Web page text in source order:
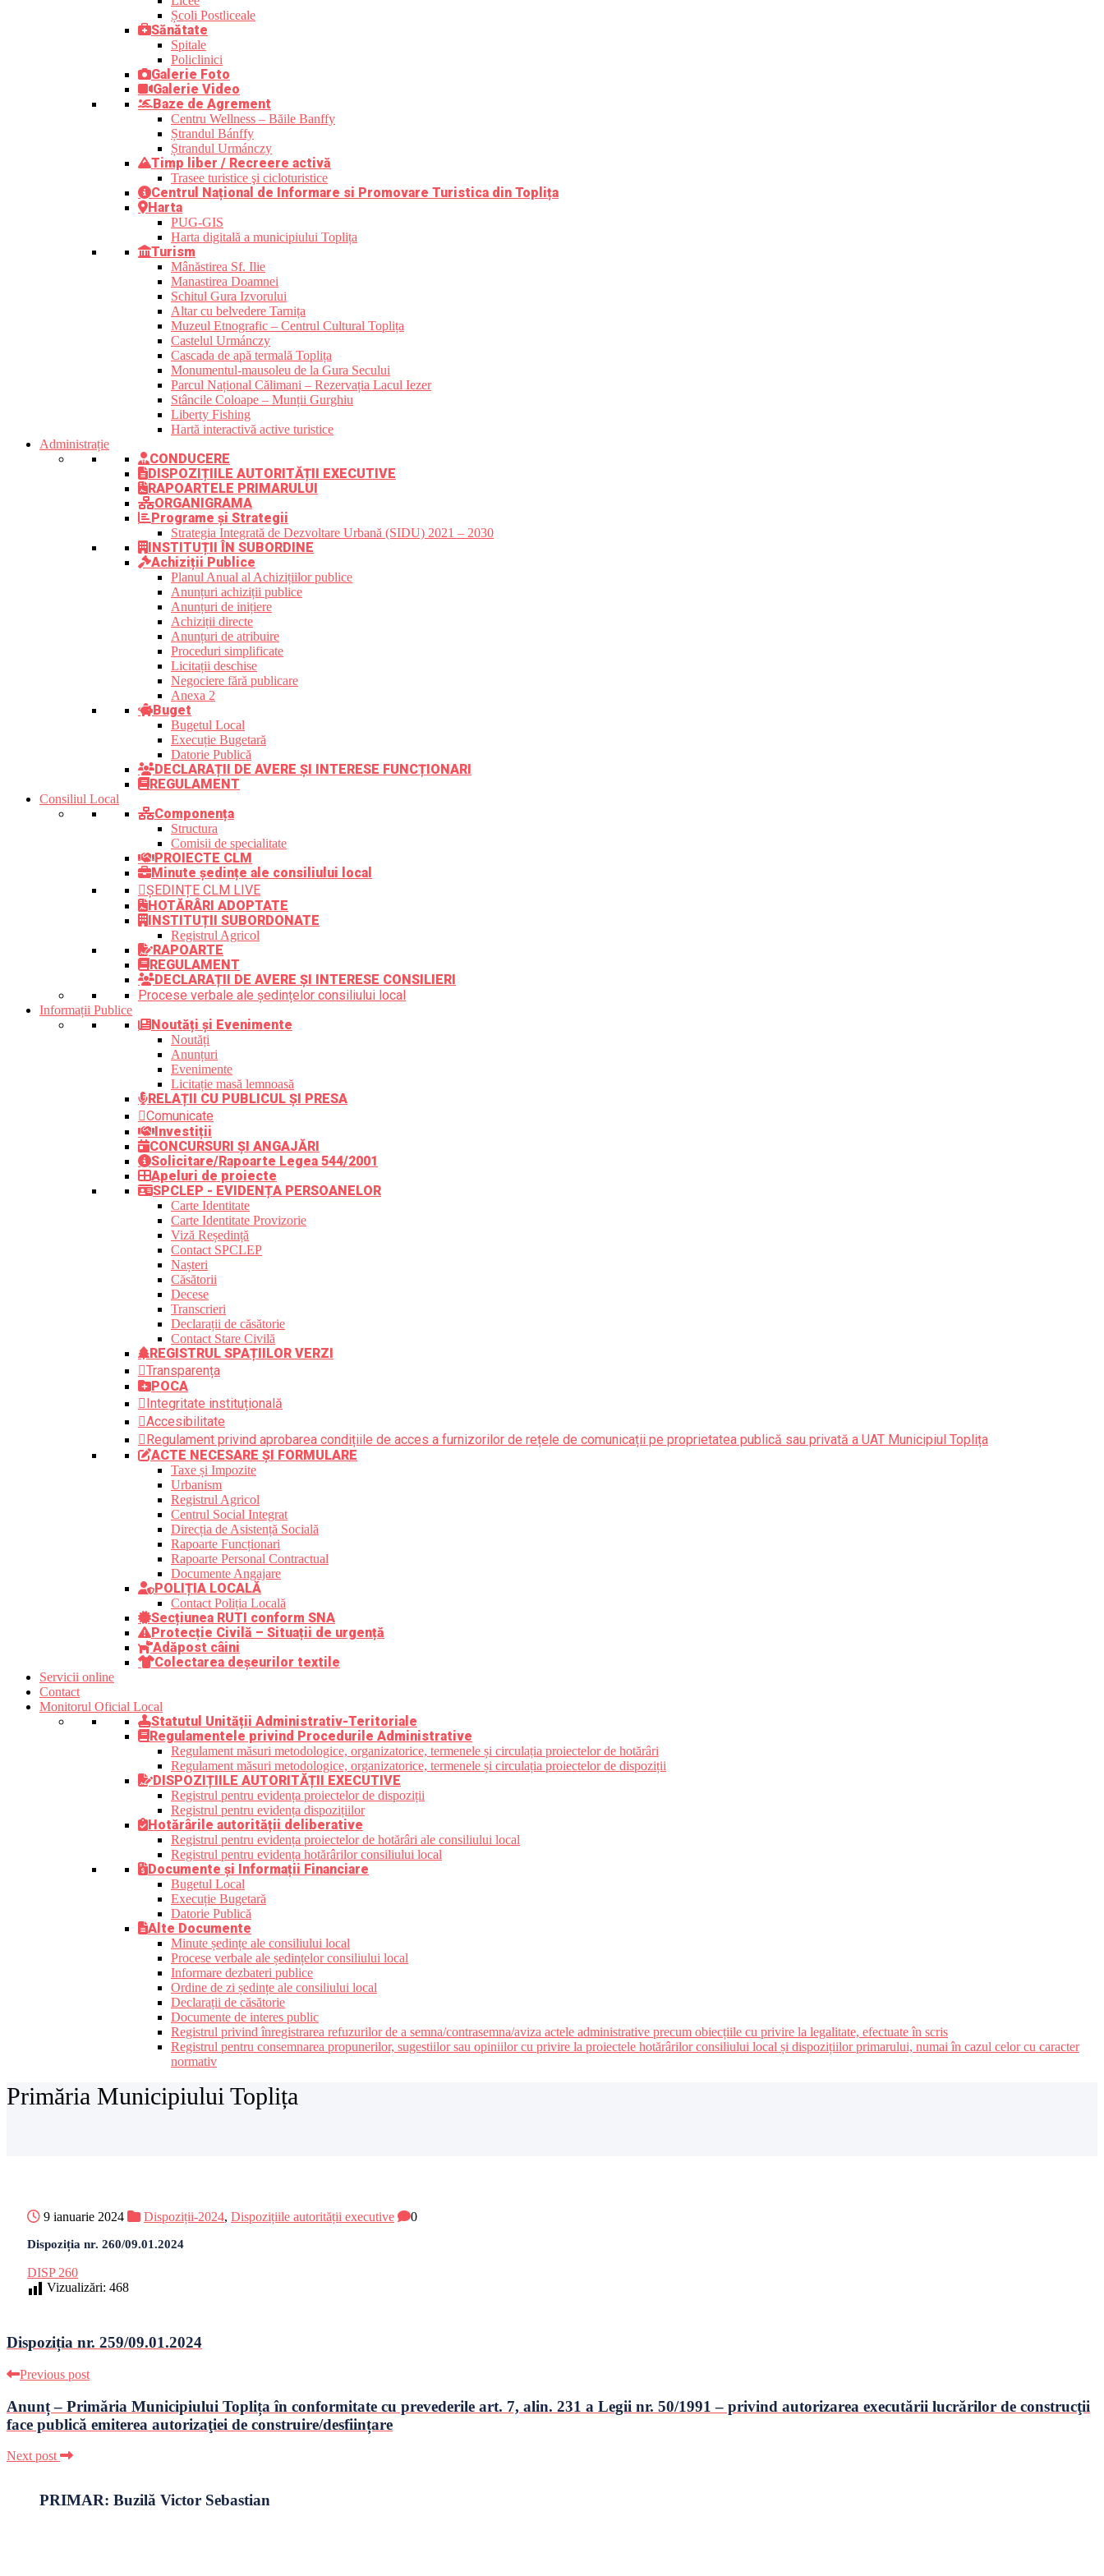
Școli Postliceale
Sănătate
Spitale
Policlinici
Galerie Foto
Galerie Video
Baze de Agrement
Centru Wellness – Băile Banffy
Ștrandul Bánffy
Ștrandul Urmánczy
Timp liber / Recreere activă
Trasee turistice şi cicloturistice
Centrul Național de Informare si Promovare Turistica din Toplița
Harta
PUG-GIS
Harta digitală a municipiului Toplița
Turism
Mânăstirea Sf. Ilie
Manastirea Doamnei
Schitul Gura Izvorului
Altar cu belvedere Tarnița
Muzeul Etnografic – Centrul Cultural Toplița
Castelul Urmánczy
Cascada de apă termală Toplița
Monumentul-mausoleu de la Gura Secului
Parcul Național Călimani – Rezervația Lacul Iezer
Stâncile Coloape – Munții Gurghiu
Liberty Fishing
Hartă interactivă active turistice
Administrație
CONDUCERE
DISPOZIȚIILE AUTORITĂȚII EXECUTIVE
RAPOARTELE PRIMARULUI
ORGANIGRAMA
Programe și Strategii
Strategia Integrată de Dezvoltare Urbană (SIDU) 2021 – 2030
INSTITUȚII ÎN SUBORDINE
Achiziții Publice
Planul Anual al Achizițiilor publice
Anunțuri achiziții publice
Anunțuri de inițiere
Achiziții directe
Anunțuri de atribuire
Proceduri simplificate
Licitații deschise
Negociere fără publicare
Anexa 2
Buget
Bugetul Local
Execuție Bugetară
Datorie Publică
DECLARAȚII DE AVERE ȘI INTERESE FUNCȚIONARI
REGULAMENT
Consiliul Local
Componența
Structura
Comisii de specialitate
PROIECTE CLM
Minute ședințe ale consiliului local
ȘEDINȚE CLM LIVE
HOTĂRÂRI ADOPTATE
INSTITUȚII SUBORDONATE
Registrul Agricol
RAPOARTE
REGULAMENT
DECLARAȚII DE AVERE ȘI INTERESE CONSILIERI
Procese verbale ale ședințelor consiliului local
Informații Publice
Noutăți și Evenimente
Noutăți
Anunțuri
Evenimente
Licitație masă lemnoasă
RELAȚII CU PUBLICUL ȘI PRESA
Comunicate
Investiții
CONCURSURI ȘI ANGAJĂRI
Solicitare/Rapoarte Legea 544/2001
Apeluri de proiecte
SPCLEP - EVIDENȚA PERSOANELOR
Carte Identitate
Carte Identitate Provizorie
Viză Reședință
Contact SPCLEP
Nașteri
Căsătorii
Decese
Transcrieri
Declarații de căsătorie
Contact Stare Civilă
REGISTRUL SPAȚIILOR VERZI
Transparența
POCA
Integritate instituțională
Accesibilitate
Regulament privind aprobarea condițiile de acces a furnizorilor de rețele de comunicații pe proprietatea publică sau privată a UAT Municipiul Toplița
ACTE NECESARE ȘI FORMULARE
Taxe și Impozite
Urbanism
Registrul Agricol
Centrul Social Integrat
Direcția de Asistență Socială
Rapoarte Funcționari
Rapoarte Personal Contractual
Documente Angajare
POLIȚIA LOCALĂ
Contact Poliția Locală
Secțiunea RUTI conform SNA
Protecție Civilă – Situații de urgență
Adăpost câini
Colectarea deșeurilor textile
Servicii online
Contact
Monitorul Oficial Local
Statutul Unității Administrativ-Teritoriale
Regulamentele privind Procedurile Administrative
Regulament măsuri metodologice, organizatorice, termenele și circulația proiectelor de hotărâri
Regulament măsuri metodologice, organizatorice, termenele și circulația proiectelor de dispoziții
DISPOZIȚIILE AUTORITĂȚII EXECUTIVE
Registrul pentru evidența proiectelor de dispoziții
Registrul pentru evidența dispozițiilor
Hotărârile autorității deliberative
Registrul pentru evidența proiectelor de hotărâri ale consiliului local
Registrul pentru evidența hotărârilor consiliului local
Documente și Informații Financiare
Bugetul Local
Execuție Bugetară
Datorie Publică
Alte Documente
Minute ședințe ale consiliului local
Procese verbale ale ședințelor consiliului local
Informare dezbateri publice
Ordine de zi ședințe ale consiliului local
Declarații de căsătorie
Documente de interes public
Registrul privind înregistrarea refuzurilor de a semna/contrasemna/aviza actele administrative precum obiecțiile cu privire la legalitate, efectuate în scris
Registrul pentru consemnarea propunerilor, sugestiilor sau opiniilor cu privire la proiectele hotărârilor consiliului local și dispozițiilor primarului, numai în cazul celor cu caracter
normativ
Primăria Municipiului Toplița
9 ianuarie 2024 Dispoziții-2024, Dispozițiile autorității executive 0
Dispoziția nr. 260/09.01.2024
DISP 260
Vizualizări: 468
Dispoziția nr. 259/09.01.2024
Previous post
Anunț – Primăria Municipiului Toplița în conformitate cu prevederile art. 7, alin. 231 a Legii nr. 50/1991 – privind autorizarea executării lucrărilor de construcţii
face publică emiterea autorizaţiei de construire/desființare
Next post
PRIMAR: Buzilă Victor Sebastian